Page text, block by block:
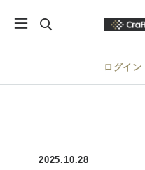
ログイン
2025.10.28